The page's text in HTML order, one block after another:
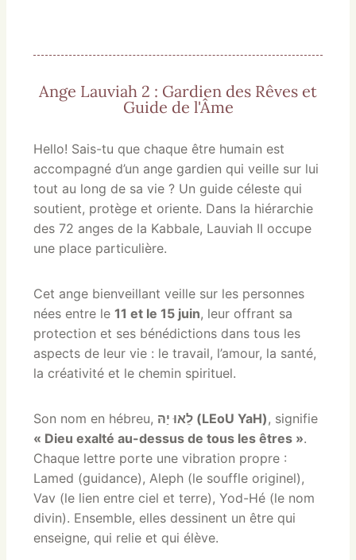
Ange Lauviah 2 : Gardien des Rêves et
Guide de l'Âme
Hello! Sais-tu que chaque être humain est
accompagné d’un ange gardien qui veille sur lui
tout au long de sa vie ? Un guide céleste qui
soutient, protège et oriente. Dans la hiérarchie
des 72 anges de la Kabbale, Lauviah II occupe
une place particulière.
Cet ange bienveillant veille sur les personnes
nées entre le 11 et le 15 juin, leur offrant sa
protection et ses bénédictions dans tous les
aspects de leur vie : le travail, l’amour, la santé,
la créativité et le chemin spirituel.
Son nom en hébreu, לֵאוּ יַהּ (LEoU YaH), signifie
« Dieu exalté au-dessus de tous les êtres ».
Chaque lettre porte une vibration propre :
Lamed (guidance), Aleph (le souffle originel),
Vav (le lien entre ciel et terre), Yod-Hé (le nom
divin). Ensemble, elles dessinent un être qui
enseigne, qui relie et qui élève.